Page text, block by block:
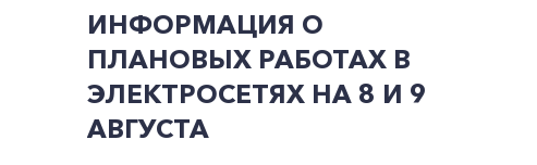
ИНФОРМАЦИЯ О
ПЛАНОВЫХ РАБОТАХ В
ЭЛЕКТРОСЕТЯХ НА 8 И 9
АВГУСТА